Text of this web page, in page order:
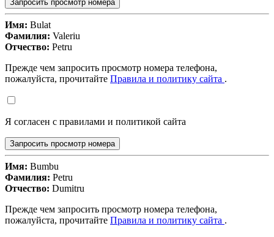
Запросить просмотр номера
Имя: Bulat
Фамилия: Valeriu
Отчество: Petru
Прежде чем запросить просмотр номера телефона,
пожалуйста, прочитайте Правила и политику сайта .
Я согласен с правилами и политикой сайта
Запросить просмотр номера
Имя: Bumbu
Фамилия: Petru
Отчество: Dumitru
Прежде чем запросить просмотр номера телефона,
пожалуйста, прочитайте Правила и политику сайта .